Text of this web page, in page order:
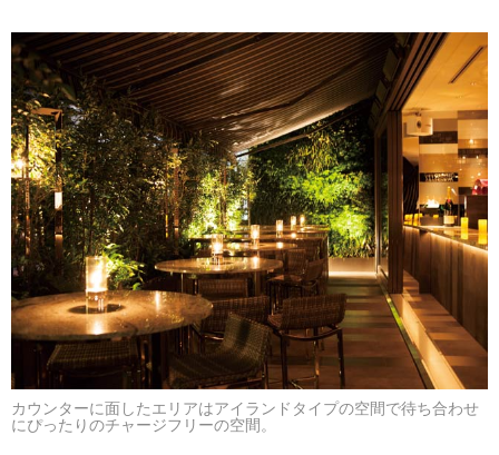
カウンターに面したエリアはアイランドタイプの空間で待ち合わせ
にぴったりのチャージフリーの空間。